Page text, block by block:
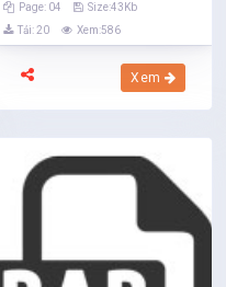
Page: 04
Size:43Kb
Tải: 20
Xem:586
Xem